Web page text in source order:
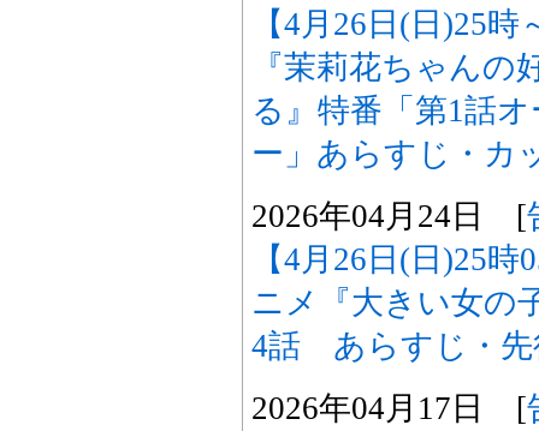
【4月26日(日)25
『茉莉花ちゃん
る』特番「第1話
ー」あらすじ・カ
2026年04月24日 [
【4月26日(日)25
ニメ『大きい女の
4話 あらすじ・先
2026年04月17日 [